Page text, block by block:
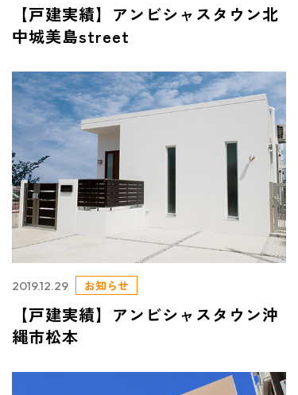
【戸建実績】アンビシャスタウン北
中城美島street
2019.12.29 お知らせ
【戸建実績】アンビシャスタウン沖
縄市松本